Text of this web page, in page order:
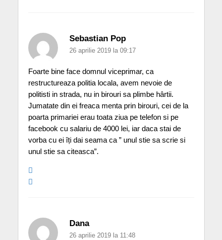
Sebastian Pop
26 aprilie 2019 la 09:17
Foarte bine face domnul viceprimar, ca
restructureaza politia locala, avem nevoie de
politisti in strada, nu in birouri sa plimbe hârtii.
Jumatate din ei freaca menta prin birouri, cei de la
poarta primariei erau toata ziua pe telefon si pe
facebook cu salariu de 4000 lei, iar daca stai de
vorba cu ei îți dai seama ca ” unul stie sa scrie si
unul stie sa citeasca”.
Dana
26 aprilie 2019 la 11:48